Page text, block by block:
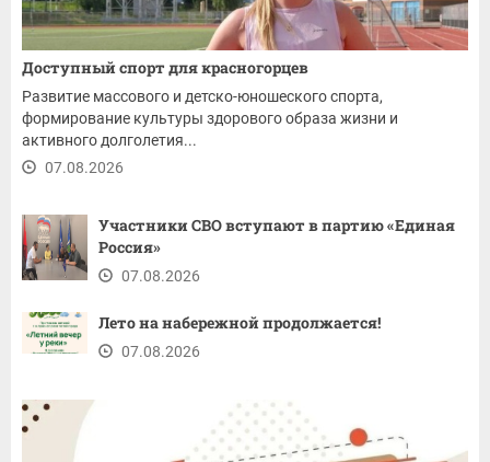
Доступный спорт для красногорцев
Развитие массового и детско-юношеского спорта,
формирование культуры здорового образа жизни и
активного долголетия...
07.08.2026
Участники СВО вступают в партию «Единая
Россия»
07.08.2026
Лето на набережной продолжается!
07.08.2026